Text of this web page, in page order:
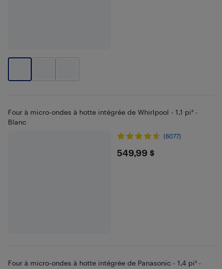
Four à micro-ondes à hotte intégrée de Whirlpool - 1,1 pi³ -
Blanc
(6077)
$549.99
549,99 $
Four à micro-ondes à hotte intégrée de Panasonic - 1,4 pi³ -